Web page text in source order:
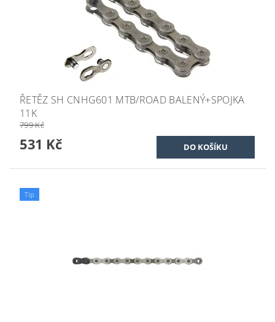
ŘETĚZ SH CNHG601 MTB/ROAD BALENÝ+SPOJKA
11K
799 Kč
531 Kč
Tip